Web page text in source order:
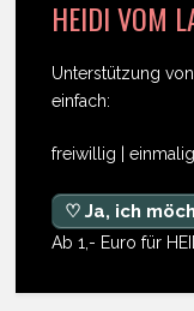
HEIDI VOM
Unterstützung
einfach:
freiwillig |
♡ Ja, ich
Ab 1,- Euro für